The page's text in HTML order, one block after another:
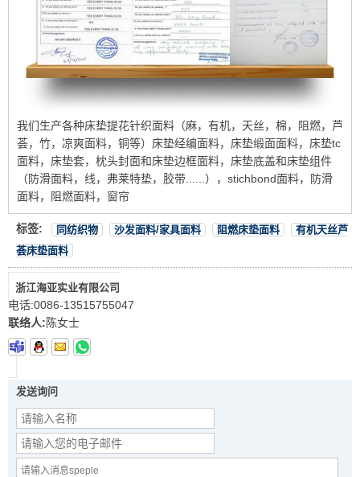
我们生产各种床垫提花针织面料（麻，有机，天丝，棉，阻燃，芦
荟，竹，凉爽面料，铜等）床垫经编面料，床垫缎面面料，床垫tc
面料，床垫套，枕头封面和床垫边框面料，床垫底盖和床垫组件
（防滑面料，线，弗莱特垫，胶带......），stichbond面料，防滑
面料，阻燃面料，窗帘
标签: 同纺织物 沙发面料/家具面料 阻燃床垫面料
有机天丝芦
荟床垫面料
浙江海亚实业有限公司
电话:0086-13515755047
联络人:陈女士
发送询问